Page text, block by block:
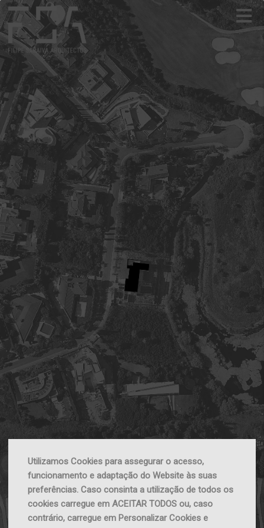
Utilizamos Cookies para assegurar o acesso,
funcionamento e adaptação do Website às suas
preferências. Caso consinta a utilização de todos os
cookies carregue em ACEITAR TODOS ou, caso
contrário, carregue em Personalizar Cookies e